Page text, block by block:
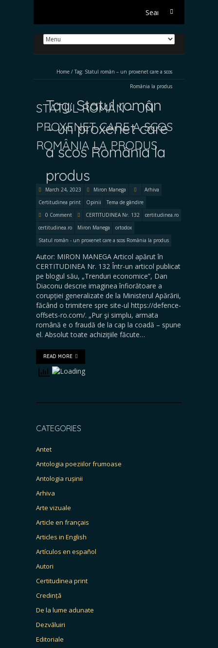
Search
Home / Tag: Statul român – un proxenet care a scos
România la produs
Tag:Statul român
– un proxenet care
a scos România la
produs
STATUL ROMÂN – UN
PROXENET CARE A SCOS
ROMÂNIA LA PRODUS
March 24, 2023 Miron Manega
Arhiva
Certitudinea print
Opinii
Tema de gândire
0 Comment
CERTITUDINEA Nr. 132
certitudinea.ro
certitudinea.ro
Miron Manega
ortodox
Statul român - un proxenet care a scos România la produs
Autor: MIRON MANEGA Articol apărut în
CERTITUDINEA Nr. 132 Într-un articol publicat
pe blogul său, „Trenduri economice”, Dan
Diaconu descrie imaginea înfiorătoare a
corupției generalizate de la Ministerul Apărării,
făcând o trimitere spre site-ul https://defence-
offsets-ro.com/. „Pur şi simplu, armata
română e o fraudă de la cap la coadă – spune
el. Absolut toate achiziţiile făcute…
READ MORE
CATEGORIES
Antet
Antologia poeziilor frumoase
Antologia rușinii
Arhiva
Arte vizuale
Article en français
Articles in English
Artículos en español
Autori
Certitudinea print
Credință
De la lume adunate
Dezvăluiri
Editoriale